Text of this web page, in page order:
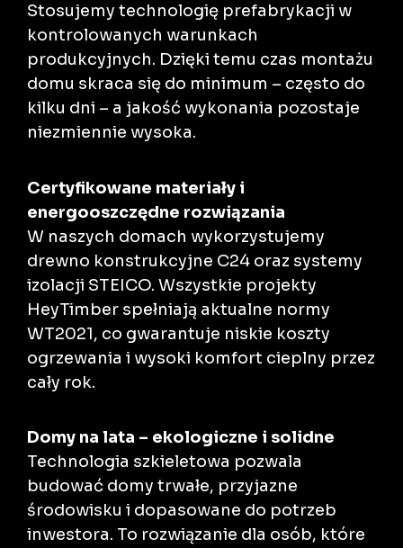
Stosujemy technologię prefabrykacji w
kontrolowanych warunkach
produkcyjnych. Dzięki temu czas montażu
domu skraca się do minimum – często do
kilku dni – a jakość wykonania pozostaje
niezmiennie wysoka.
Certyfikowane materiały i
energooszczędne rozwiązania
W naszych domach wykorzystujemy
drewno konstrukcyjne C24 oraz systemy
izolacji STEICO. Wszystkie projekty
HeyTimber spełniają aktualne normy
WT2021, co gwarantuje niskie koszty
ogrzewania i wysoki komfort cieplny przez
cały rok.
Domy na lata – ekologiczne i solidne
Technologia szkieletowa pozwala
budować domy trwałe, przyjazne
środowisku i dopasowane do potrzeb
inwestora. To rozwiązanie dla osób, które